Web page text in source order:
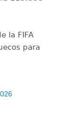
la FIFA
para